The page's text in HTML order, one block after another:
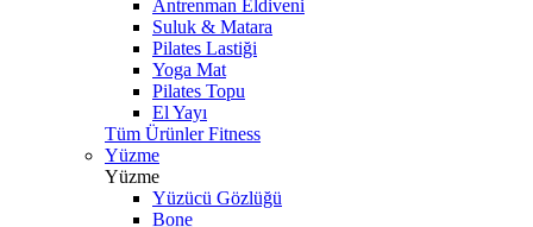
Antrenman Eldiveni
Suluk & Matara
Pilates Lastiği
Yoga Mat
Pilates Topu
El Yayı
Tüm Ürünler Fitness
Yüzme
Yüzme
Yüzücü Gözlüğü
Bone